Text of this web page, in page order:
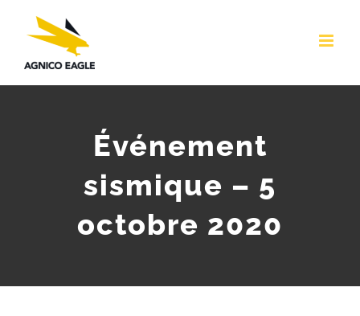
Événement
sismique – 5
octobre 2020